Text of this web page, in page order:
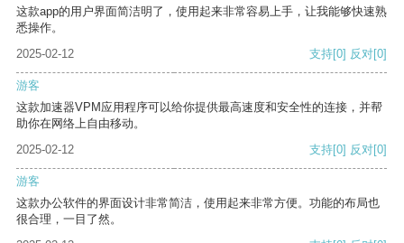
这款app的用户界面简洁明了，使用起来非常容易上手，让我能够快速熟
悉操作。
2025-02-12
支持[0] 反对[0]
游客
这款加速器VPM应用程序可以给你提供最高速度和安全性的连接，并帮
助你在网络上自由移动。
2025-02-12
支持[0] 反对[0]
游客
这款办公软件的界面设计非常简洁，使用起来非常方便。功能的布局也
很合理，一目了然。